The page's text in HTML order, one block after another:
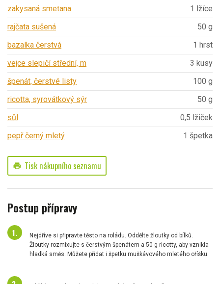
zakysaná smetana
1 lžíce
rajčata sušená
50 g
bazalka čerstvá
1 hrst
vejce slepičí střední, m
3 kusy
špenát, čerstvé listy
100 g
ricotta, syrovátkový sýr
50 g
sůl
0,5 lžiček
pepř černý mletý
1 špetka
print Tisk nákupního seznamu
Postup přípravy
Nejdříve si připravte těsto na roládu. Oddělte žloutky od bílků.
Žloutky rozmixujte s čerstvým špenátem a 50 g ricotty, aby vznikla
hladká směs. Můžete přidat i špetku muškávového mletého oříšku.